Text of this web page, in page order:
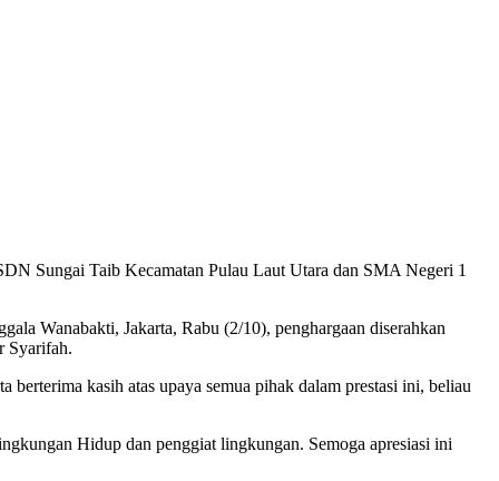
Sungai Taib Kecamatan Pulau Laut Utara dan SMA Negeri 1
Wanabakti, Jakarta, Rabu (2/10), penghargaan diserahkan
Syarifah.
kasih atas upaya semua pihak dalam prestasi ini, beliau
Hidup dan penggiat lingkungan. Semoga apresiasi ini